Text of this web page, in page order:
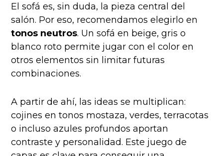
El sofá es, sin duda, la pieza central del
salón. Por eso, recomendamos elegirlo en
tonos neutros. Un sofá en beige, gris o
blanco roto permite jugar con el color en
otros elementos sin limitar futuras
combinaciones.
A partir de ahí, las ideas se multiplican:
cojines en tonos mostaza, verdes, terracotas
o incluso azules profundos aportan
contraste y personalidad. Este juego de